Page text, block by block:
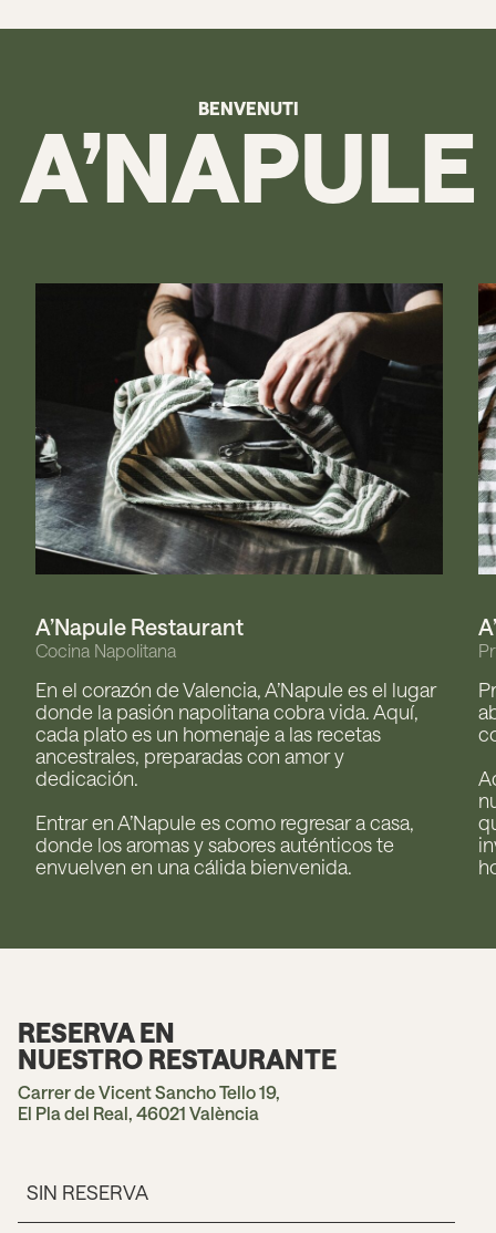
BENVENUTI
A’NAPULE
A’Napule Restaurant
Cocina Napolitana
En el corazón de Valencia, A’Napule es el lugar
donde la pasión napolitana cobra vida. Aquí,
cada plato es un homenaje a las recetas
ancestrales, preparadas con amor y
dedicación.
Entrar en A’Napule es como regresar a casa,
donde los aromas y sabores auténticos te
envuelven en una cálida bienvenida.
RESERVA EN
NUESTRO RESTAURANTE
Carrer de Vicent Sancho Tello 19,
El Pla del Real, 46021 València
SIN RESERVA